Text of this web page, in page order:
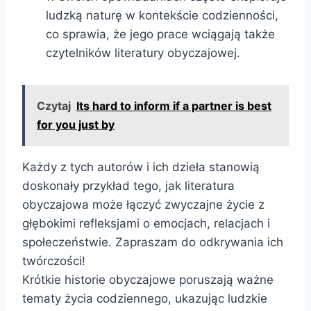
ludzką naturę w kontekście codzienności,
co sprawia, że jego prace wciągają także
czytelników literatury obyczajowej.
Czytaj Its hard to inform if a partner is best
for you just by
Każdy z tych autorów i ich dzieła stanowią
doskonały przykład tego, jak literatura
obyczajowa może łączyć zwyczajne życie z
głębokimi refleksjami o emocjach, relacjach i
społeczeństwie. Zapraszam do odkrywania ich
twórczości!
Krótkie historie obyczajowe poruszają ważne
tematy życia codziennego, ukazując ludzkie